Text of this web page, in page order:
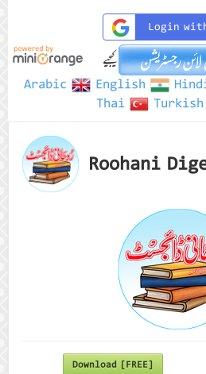
Login
کیجیے
Arabic
English
Thai
Turkish
Roohani
Download [FREE]